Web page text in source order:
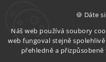
🍪 Dáte
Náš web používá soubory
web fungoval stejně
přehledně a
Aqualine Pračkový
ventil se zpětným
ventilem, 1/2"x3/4",